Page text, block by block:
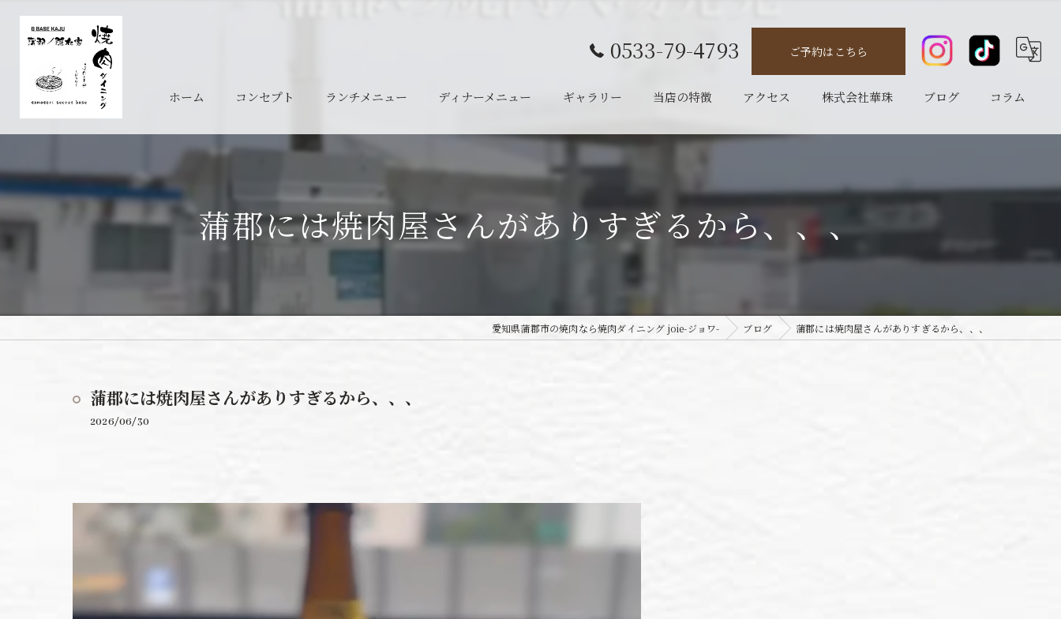
0533-79-4793 ご予約はこちら
ホーム コンセプト ランチメニュー ディナーメニュー ギャラリー 当店の特徴
半個室
アクセス 株式会社華珠 ブログ コラム
蒲郡には焼肉屋さんがありすぎるから、、、
愛知県蒲郡市の焼肉なら焼肉ダイニング joie-ジョワ- ブログ 蒲郡には焼肉屋さんがありすぎるから、、、
蒲郡には焼肉屋さんがありすぎるから、、、
2026/06/30